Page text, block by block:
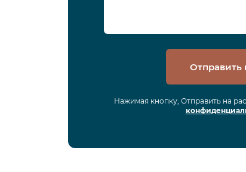
Отправить
Нажимая кнопку, Отправить на